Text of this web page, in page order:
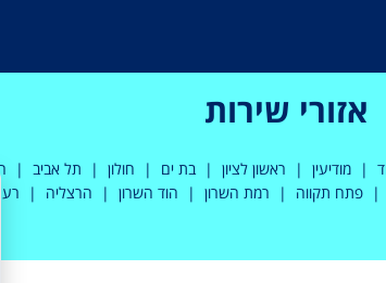
אזורי שירות
| ראשון לציון | בת ים | חולון | תל אביב |
| פתח תקווה | רמת השרון | הוד השרון | הרצליה |